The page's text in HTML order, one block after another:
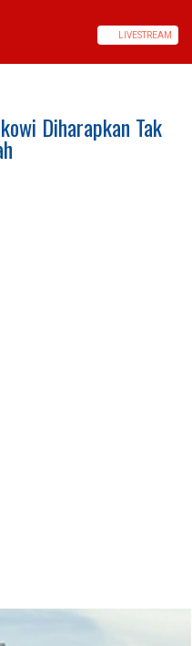
LIVESTREAM
Diharapkan Tak